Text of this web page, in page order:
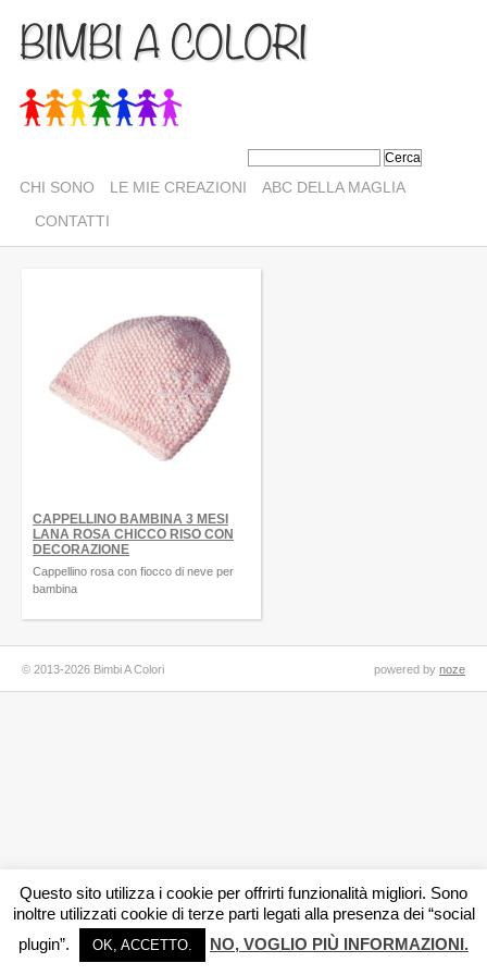
BIMBI A COLORI
CHI SONO LE MIE CREAZIONI
ABC DELLA MAGLIA
CONTATTI
CAPPELLINO BAMBINA 3 MESI
LANA ROSA CHICCO RISO CON
DECORAZIONE
Cappellino rosa con fiocco di neve per
bambina
© 2013-2026 Bimbi A Colori powered by noze
Questo sito utilizza i cookie per offrirti funzionalità migliori. Sono
inoltre utilizzati cookie di terze parti legati alla presenza dei “social
plugin”.
OK, ACCETTO. NO, VOGLIO PIÙ INFORMAZIONI.